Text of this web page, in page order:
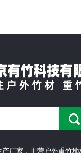
厂家，主营户外重竹